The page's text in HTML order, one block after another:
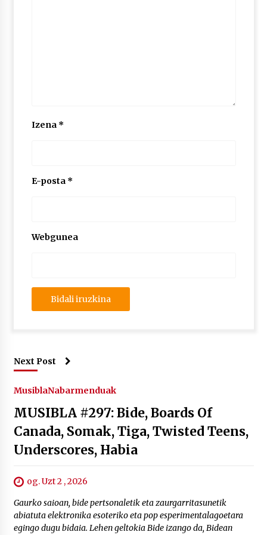
Izena *
E-posta *
Webgunea
Next Post
MusiblaNabarmenduak
MUSIBLA #297: Bide, Boards Of
Canada, Somak, Tiga, Twisted Teens,
Underscores, Habia
og. Uzt 2 , 2026
Gaurko saioan, bide pertsonaletik eta zaurgarritasunetik
abiatuta elektronika esoteriko eta pop esperimentalagoetara
egingo dugu bidaia. Lehen geltokia Bide izango da, Bidean